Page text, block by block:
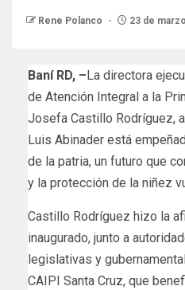
Rene Polanco 23 de
Baní RD, – La directora
de Atención Integral a la
Josefa Castillo Rodríguez,
Luis Abinader está
de la patria, un futuro que
y la protección de la niñez
Castillo Rodríguez hizo la
inaugurado, junto a
legislativas y
CAIPI Santa Cruz, que